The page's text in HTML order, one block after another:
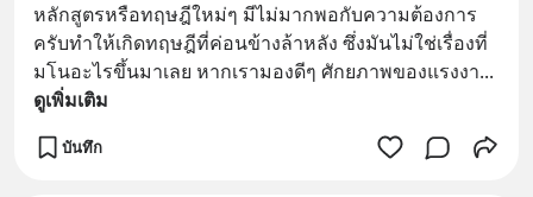
หลักสูตรหรือทฤษฎีใหม่ๆ มีไม่มากพอกับความต้องการ
ครับทำให้เกิดทฤษฎีที่ค่อนข้างล้าหลัง ซึ่งมันไม่ใช่เรื่องที่
มโนอะไรขึ้นมาเลย หากเรามองดีๆ ศักยภาพของแรงงา...
ดูเพิ่มเติม
บันทึก